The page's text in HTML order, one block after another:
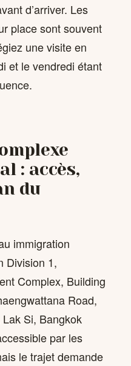
d’arriver. Les
place sont souvent
une visite en
et le vendredi étant
: accès,
du
immigration
Division 1,
Complex, Building
Road,
Si, Bangkok
par les
le trajet demande